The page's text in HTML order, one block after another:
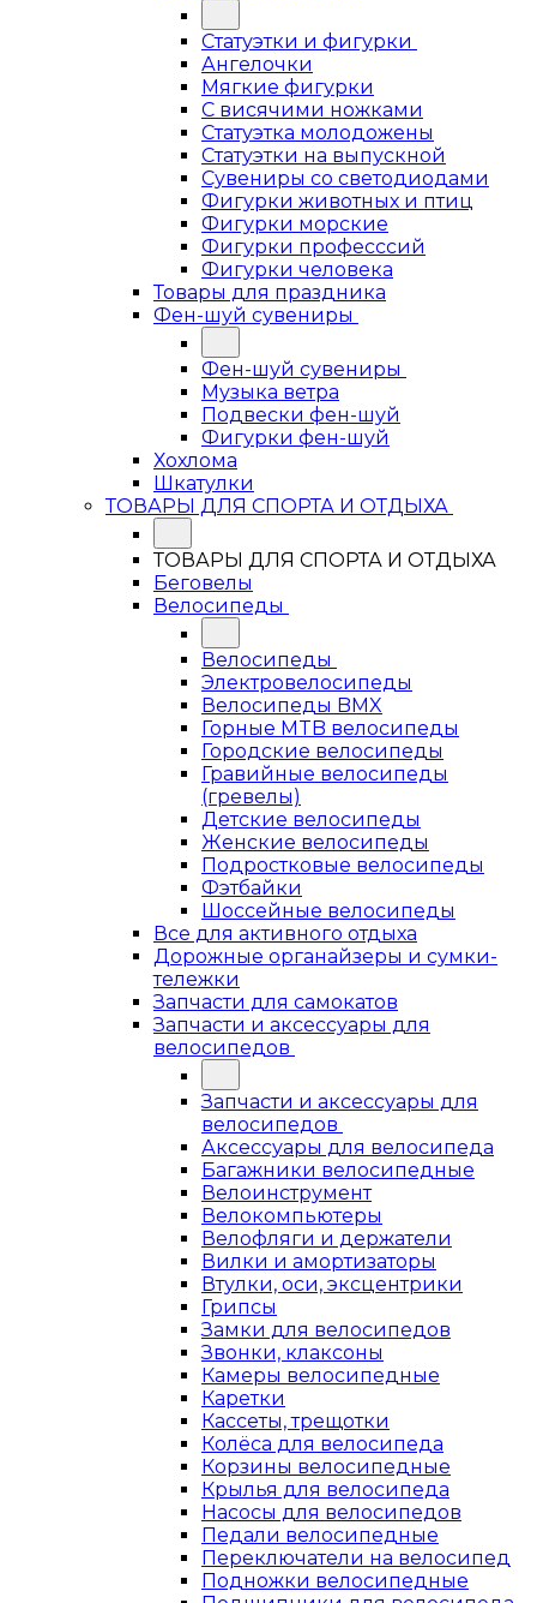
Статуэтки и фигурки
Ангелочки
Мягкие фигурки
С висячими ножками
Статуэтка молодожены
Статуэтки на выпускной
Сувениры со светодиодами
Фигурки животных и птиц
Фигурки морские
Фигурки професссий
Фигурки человека
Товары для праздника
Фен-шуй сувениры
Фен-шуй сувениры
Музыка ветра
Подвески фен-шуй
Фигурки фен-шуй
Хохлома
Шкатулки
ТОВАРЫ ДЛЯ СПОРТА И ОТДЫХА
ТОВАРЫ ДЛЯ СПОРТА И ОТДЫХА
Беговелы
Велосипеды
Велосипеды
Электровелосипеды
Велосипеды BMX
Горные MTB велосипеды
Городские велосипеды
Гравийные велосипеды
(гревелы)
Детские велосипеды
Женские велосипеды
Подростковые велосипеды
Фэтбайки
Шоссейные велосипеды
Все для активного отдыха
Дорожные органайзеры и сумки-
тележки
Запчасти для самокатов
Запчасти и аксессуары для
велосипедов
Запчасти и аксессуары для
велосипедов
Аксессуары для велосипеда
Багажники велосипедные
Велоинструмент
Велокомпьютеры
Велофляги и держатели
Вилки и амортизаторы
Втулки, оси, эксцентрики
Грипсы
Замки для велосипедов
Звонки, клаксоны
Камеры велосипедные
Каретки
Кассеты, трещотки
Колёса для велосипеда
Корзины велосипедные
Крылья для велосипеда
Насосы для велосипедов
Педали велосипедные
Переключатели на велосипед
Подножки велосипедные